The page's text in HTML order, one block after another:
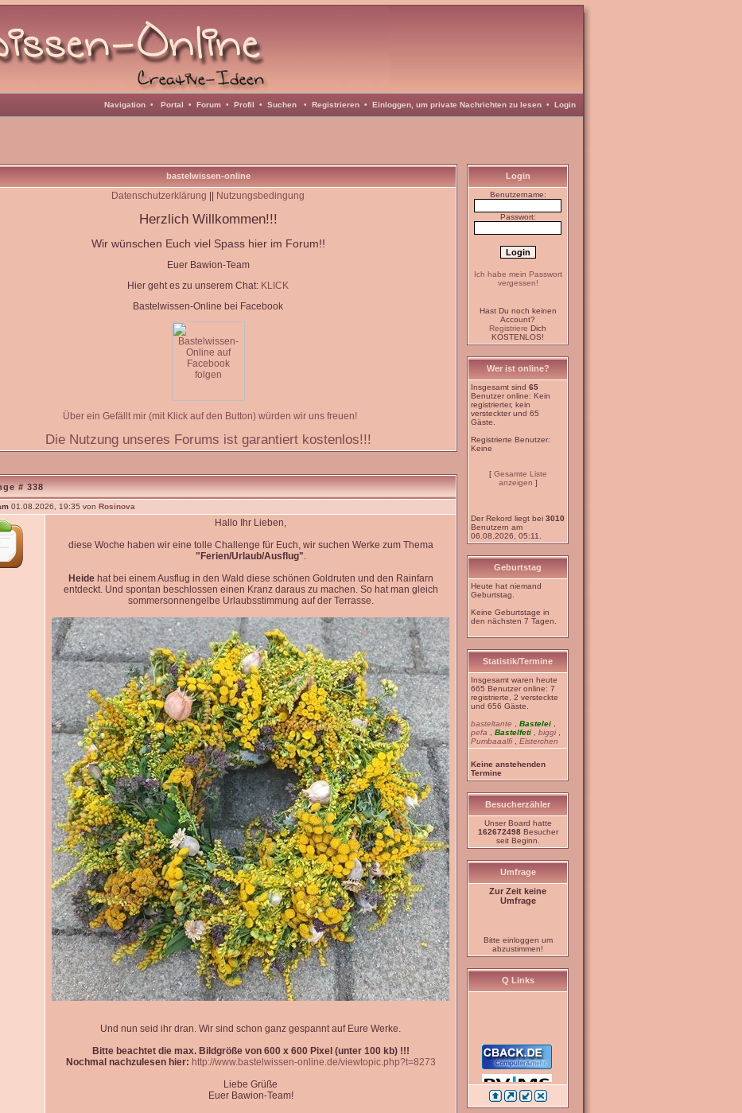
Navigation • Portal • Forum • Profil • Suchen • Registrieren • Einloggen, um private Nachrichten zu lesen • Login
bastelwissen-online
Datenschutzerklärung Nutzungsbedingung
Herzlich Willkommen!!!
Wir wünschen Euch viel Spass hier im Forum!!
Euer Bawion-Team
Hier geht es zu unserem Chat: KLICK
Bastelwissen-Online bei Facebook
Über ein Gefällt mir (mit Klick auf den Button) würden wir uns freuen!
Die Nutzung unseres Forums ist garantiert kostenlos!!!
# 338
01.08.2026, 19:35 von Rosinova
Hallo Ihr Lieben,
diese Woche haben wir eine tolle Challenge für Euch, wir suchen Werke zum Thema
"Ferien/Urlaub/Ausflug".
Heidehat bei einem Ausflug in den Wald diese schönen Goldruten und den Rainfarn
entdeckt. Und spontan beschlossen einen Kranz daraus zu machen. So hat man gleich
sommersonnengelbe Urlaubsstimmung auf der Terrasse.
Und nun seid ihr dran. Wir sind schon ganz gespannt auf Eure Werke.
Bitte beachtet die max. Bildgröße von 600 x 600 Pixel (unter 100 kb) !!!
Nochmal nachzulesen hier: http://www.bastelwissen-online.de/viewtopic.php?t=8273
Liebe Grüße
Euer Bawion-Team!
Login
Benutzername:
Passwort:
Ich habe mein Passwort
vergessen!
Hast Du noch keinen
Account?
Registriere Dich
KOSTENLOS!
Wer ist online?
Insgesamt sind 65
Benutzer online: Kein
registrierter, kein
versteckter und 65
Gäste.
Registrierte Benutzer:
Keine
[ Gesamte Liste
anzeigen ]
Der Rekord liegt bei 3010
Benutzern am
06.08.2026, 05:11.
Geburtstag
Heute hat niemand
Geburtstag.
Keine Geburtstage in
den nächsten 7 Tagen.
Statistik/Termine
Insgesamt waren heute
665 Benutzer online: 7
registrierte, 2 versteckte
und 656 Gäste.
basteltante
Bastelei
pefa
Bastelfeti biggi
Pumbaaalfi
Elsterchen
Keine anstehenden
Termine
Besucherzähler
Unser Board hatte
162672498Besucher
seit Beginn.
Umfrage
Zur Zeit keine
Umfrage
Bitte einloggen um
abzustimmen!
Q Links